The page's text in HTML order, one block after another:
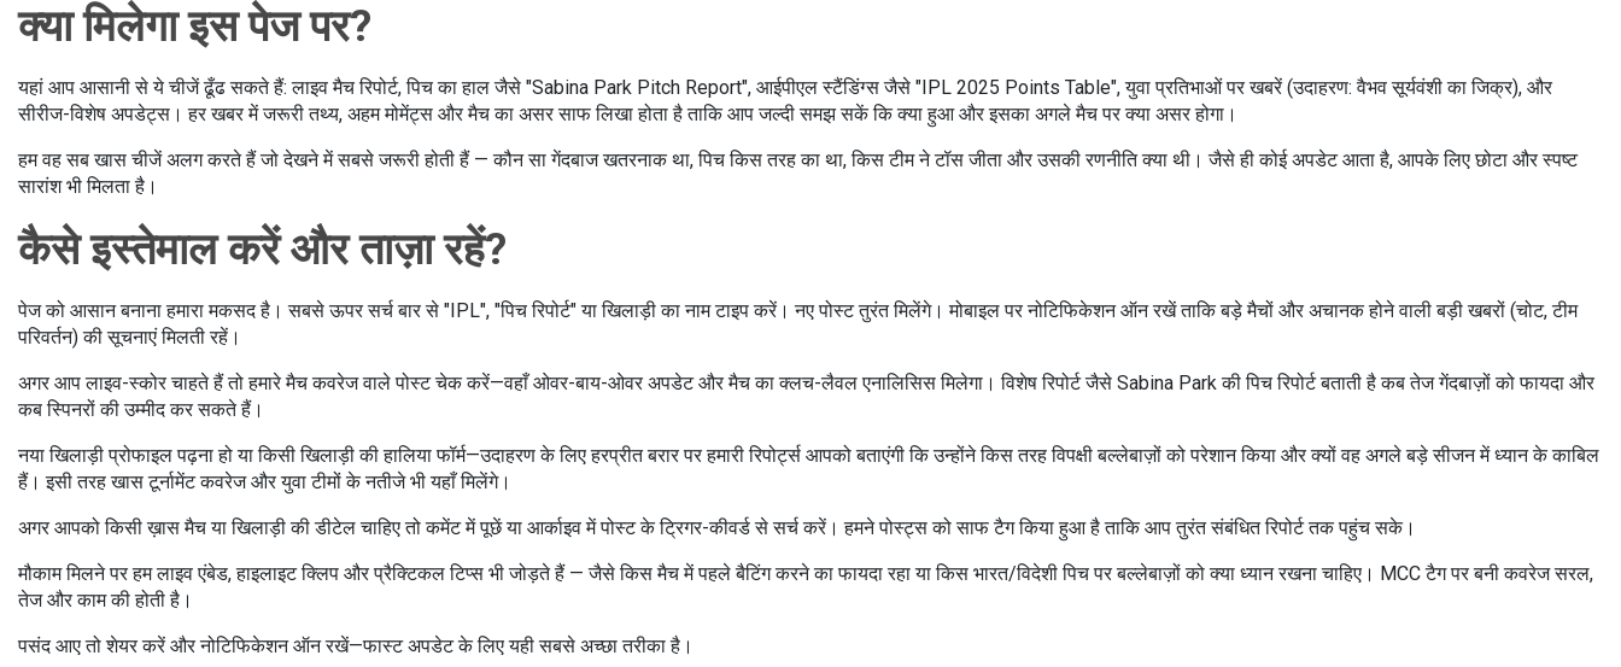
क्या मिलेगा इस पेज पर?
यहां आप आसानी से ये चीजें ढूँढ सकते हैं: लाइव मैच रिपोर्ट, पिच का हाल जैसे "Sabina Park Pitch Report", आईपीएल स्टैंडिंग्स जैसे "IPL 2025 Points Table", युवा प्रतिभाओं पर खबरें (उदाहरण: वैभव सूर्यवंशी का जिक्र), और
सीरीज-विशेष अपडेट्स। हर खबर में जरूरी तथ्य, अहम मोमेंट्स और मैच का असर साफ लिखा होता है ताकि आप जल्दी समझ सकें कि क्या हुआ और इसका अगले मैच पर क्या असर होगा।
हम वह सब खास चीजें अलग करते हैं जो देखने में सबसे जरूरी होती हैं — कौन सा गेंदबाज खतरनाक था, पिच किस तरह का था, किस टीम ने टॉस जीता और उसकी रणनीति क्या थी। जैसे ही कोई अपडेट आता है, आपके लिए छोटा और स्पष्ट
सारांश भी मिलता है।
कैसे इस्तेमाल करें और ताज़ा रहें?
पेज को आसान बनाना हमारा मकसद है। सबसे ऊपर सर्च बार से "IPL", "पिच रिपोर्ट" या खिलाड़ी का नाम टाइप करें। नए पोस्ट तुरंत मिलेंगे। मोबाइल पर नोटिफिकेशन ऑन रखें ताकि बड़े मैचों और अचानक होने वाली बड़ी खबरों (चोट, टीम
परिवर्तन) की सूचनाएं मिलती रहें।
अगर आप लाइव-स्कोर चाहते हैं तो हमारे मैच कवरेज वाले पोस्ट चेक करें—वहाँ ओवर-बाय-ओवर अपडेट और मैच का क्लच-लैवल एनालिसिस मिलेगा। विशेष रिपोर्ट जैसे Sabina Park की पिच रिपोर्ट बताती है कब तेज गेंदबाज़ों को फायदा और
कब स्पिनरों की उम्मीद कर सकते हैं।
नया खिलाड़ी प्रोफाइल पढ़ना हो या किसी खिलाड़ी की हालिया फॉर्म—उदाहरण के लिए हरप्रीत बरार पर हमारी रिपोर्ट्स आपको बताएंगी कि उन्होंने किस तरह विपक्षी बल्लेबाज़ों को परेशान किया और क्यों वह अगले बड़े सीजन में ध्यान के काबिल
हैं। इसी तरह खास टूर्नामेंट कवरेज और युवा टीमों के नतीजे भी यहाँ मिलेंगे।
अगर आपको किसी ख़ास मैच या खिलाड़ी की डीटेल चाहिए तो कमेंट में पूछें या आर्काइव में पोस्ट के ट्रिगर-कीवर्ड से सर्च करें। हमने पोस्ट्स को साफ टैग किया हुआ है ताकि आप तुरंत संबंधित रिपोर्ट तक पहुंच सके।
मौकाम मिलने पर हम लाइव एंबेड, हाइलाइट क्लिप और प्रैक्टिकल टिप्स भी जोड़ते हैं — जैसे किस मैच में पहले बैटिंग करने का फायदा रहा या किस भारत/विदेशी पिच पर बल्लेबाज़ों को क्या ध्यान रखना चाहिए। MCC टैग पर बनी कवरेज सरल,
तेज और काम की होती है।
पसंद आए तो शेयर करें और नोटिफिकेशन ऑन रखें—फास्ट अपडेट के लिए यही सबसे अच्छा तरीका है।